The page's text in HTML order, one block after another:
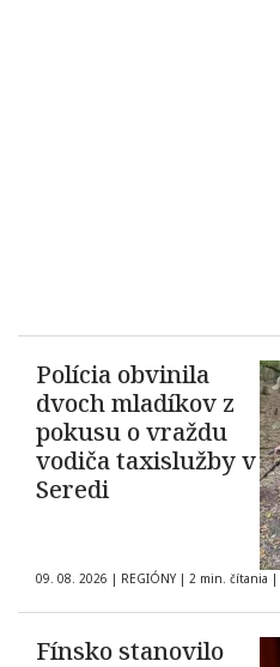
Polícia obvinila
dvoch mladíkov z
pokusu o vraždu
vodiča taxislužby v
Seredi
09. 08. 2026 | REGIÓNY | 2 min. čítania |
Fínsko stanovilo